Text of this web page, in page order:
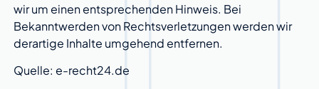
wir um einen entsprechenden Hinweis. Bei
Bekanntwerden von Rechtsverletzungen werden wir
derartige Inhalte umgehend entfernen.
Quelle: e-recht24.de